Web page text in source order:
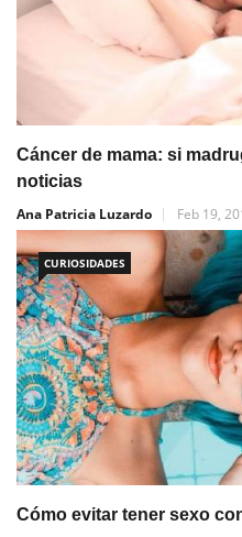
Cáncer de mama: si
noticias
Ana Patricia Luzardo
Feb 19,
CURIOSIDADES
Cómo evitar tener sexo